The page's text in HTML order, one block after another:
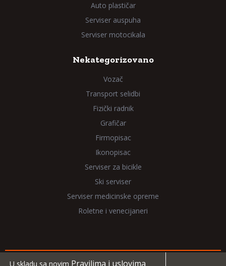
Auto plastičar
Serviser auspuha
Serviser motocikala
Nekategorizovano
Vozač
Transport selidbi
Fizički radnik
Grafičar
Firmopisac
Ikonopisac
Serviser za bicikle
Ski serviser
Serviser medicinske opreme
Roletne i venecijaneri
U skladu sa novim Pravilima i uslovima